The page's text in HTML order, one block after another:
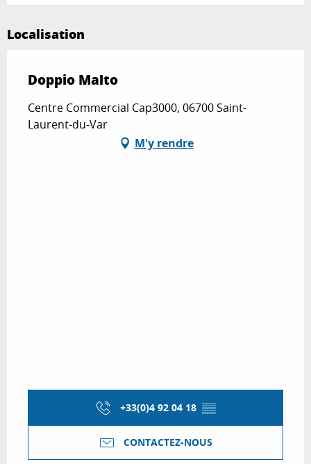
Localisation
Doppio Malto
Centre Commercial Cap3000, 06700 Saint-
Laurent-du-Var
M'y rendre
+33(0)4 92 04 18 ▒▒
CONTACTEZ-NOUS